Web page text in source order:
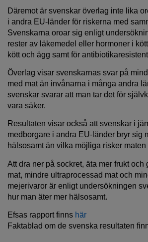
Däremot är svenskar överlag inte lika
i andra EU-länder för riskerna med
Svenskarna oroar sig enligt
rester av läkemedel eller hormoner i
kött och ägg samt för
Överlag visar svenskarnas svar på
med mat än invånarna i många andra
svenskar svarar att man tar det för
vara säker.
Resultaten visar också att svenskar i
medborgare i andra EU-länder bryr sig
hälsosamt än vilka möjliga risker
Att dra ner på sockret, äta mer frukt och
mat, mindre ultraprocessad mat och
mejerivaror är enligt undersökningen
hur man äter mer hälsosamt.
Efsas rapport finns här
Faktablad om de svenska resultaten